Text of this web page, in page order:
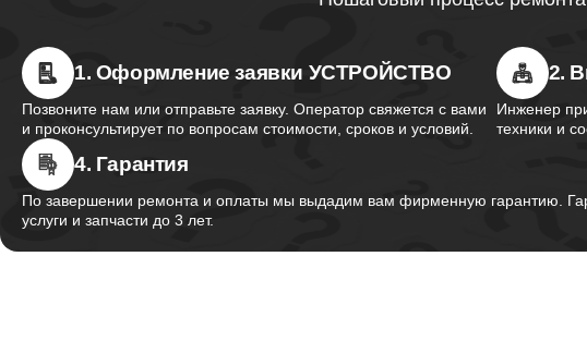
Ремонт южного
Thunderobot
Ремонт
Thunderobot
1. Оформление заявки УСТРОЙСТВО
Позвоните нам или отправьте заявку. Оператор свяжется с вами
и проконсультирует по вопросам стоимости, сроков и условий.
2.
Инженер
техники и
4. Гарантия
По завершении ремонта и оплаты мы выдадим вам фирменную гарантию.
услуги и запчасти до 3 лет.